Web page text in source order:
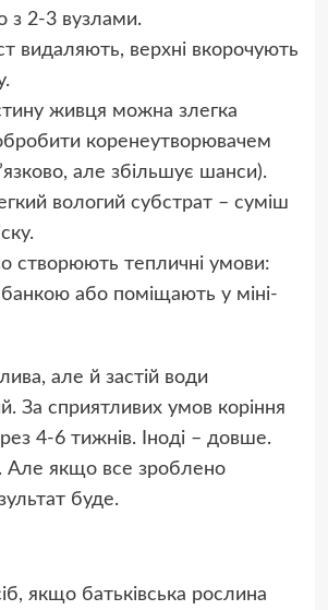
з 2-3 вузлами.
видаляють, верхні вкорочують
живця можна злегка
коренеутворювачем
але збільшує шанси).
вологий субстрат – суміш
створюють тепличні умови:
або поміщають у міні-
але й застій води
За сприятливих умов коріння
4-6 тижнів. Іноді – довше.
Але якщо все зроблено
буде.
якщо батьківська рослина